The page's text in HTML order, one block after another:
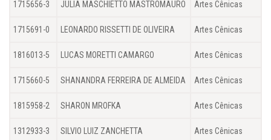
1715656-3 JULIA MASCHIETTO MASTROMAURO Artes Cênicas
1715691-0 LEONARDO RISSETTI DE OLIVEIRA Artes Cênicas
1816013-5 LUCAS MORETTI CAMARGO Artes Cênicas
1715660-5 SHANANDRA FERREIRA DE ALMEIDA Artes Cênicas
1815958-2 SHARON MROFKA Artes Cênicas
1312933-3 SILVIO LUIZ ZANCHETTA Artes Cênicas